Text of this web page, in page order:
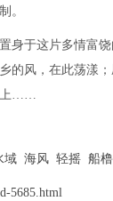
。
于这片多情富饶
的风，在此荡漾；
上……
域 海风 轻摇 船橹
5685.html